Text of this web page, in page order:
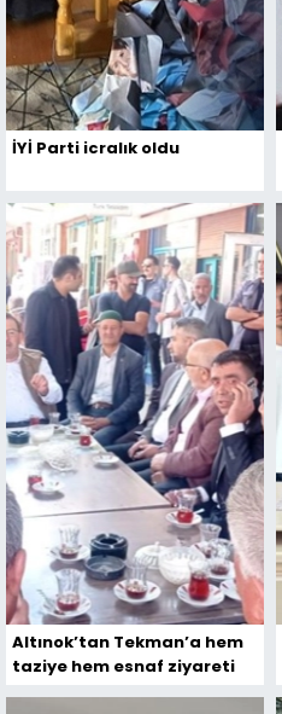
İYİ Parti icralık oldu
Altınok’tan Tekman’a hem
taziye hem esnaf ziyareti